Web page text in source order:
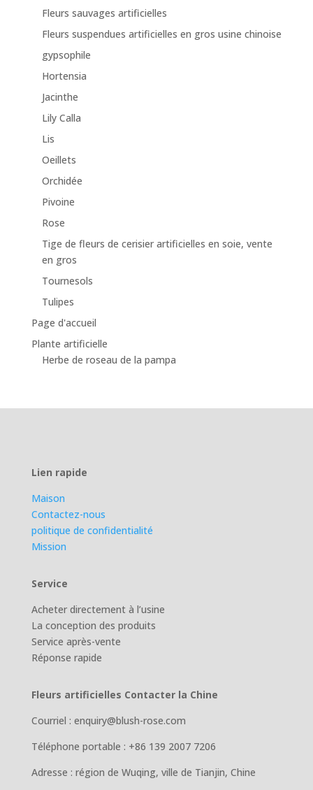
Fleurs sauvages artificielles
Fleurs suspendues artificielles en gros usine chinoise
gypsophile
Hortensia
Jacinthe
Lily Calla
Lis
Oeillets
Orchidée
Pivoine
Rose
Tige de fleurs de cerisier artificielles en soie, vente
en gros
Tournesols
Tulipes
Page d'accueil
Plante artificielle
Herbe de roseau de la pampa
Lien rapide
Maison
Contactez-nous
politique de confidentialité
Mission
Service
Acheter directement à l’usine
La conception des produits
Service après-vente
Réponse rapide
Fleurs artificielles Contacter la Chine
Courriel : enquiry@blush-rose.com
Téléphone portable : +86 139 2007 7206
Adresse : région de Wuqing, ville de Tianjin, Chine